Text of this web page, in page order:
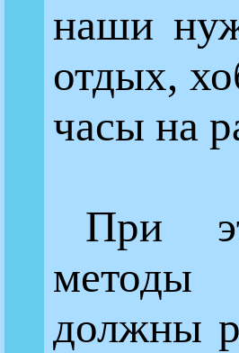
наши
отдых,
часы на
При
методы
должны